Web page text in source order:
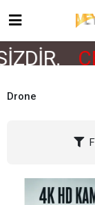
CEP
Drone